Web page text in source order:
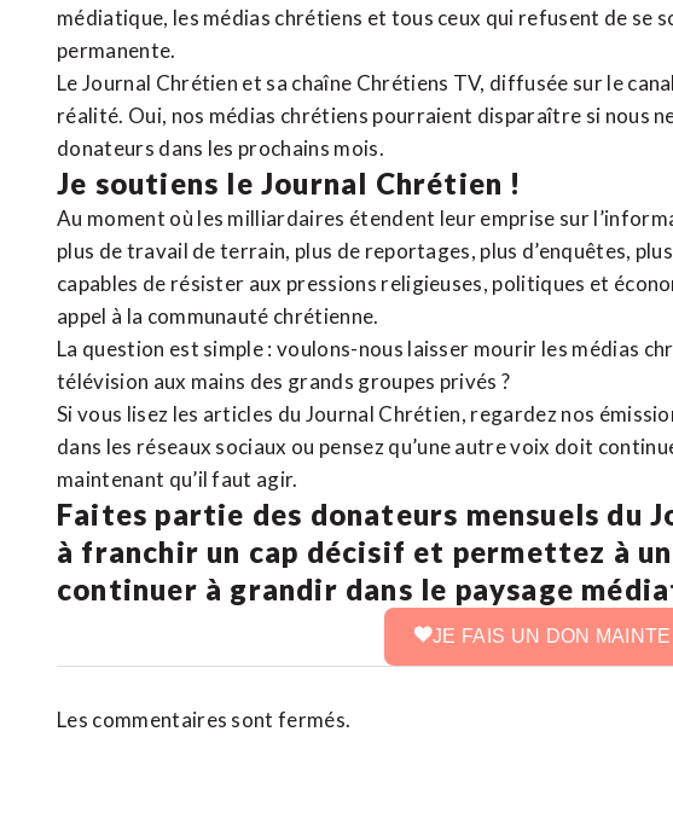
médiatique, les médias chrétiens et tous ceux qui refusent de se
permanente.
Le Journal Chrétien et sa chaîne Chrétiens TV, diffusée sur le
réalité. Oui, nos médias chrétiens pourraient disparaître si nous
donateurs dans les prochains mois.
Je soutiens le Journal Chrétien !
Au moment où les milliardaires étendent leur emprise sur
plus de travail de terrain, plus de reportages, plus d’enquêtes,
capables de résister aux pressions religieuses, politiques et
appel à la communauté chrétienne.
La question est simple : voulons-nous laisser mourir les médias
télévision aux mains des grands groupes privés ?
Si vous lisez les articles du Journal Chrétien, regardez nos
dans les réseaux sociaux ou pensez qu’une autre voix doit
maintenant qu’il faut agir.
Faites partie des donateurs mensuels du
à franchir un cap décisif et permettez à
continuer à grandir dans le paysage
JE FAIS UN DON
Les commentaires sont fermés.